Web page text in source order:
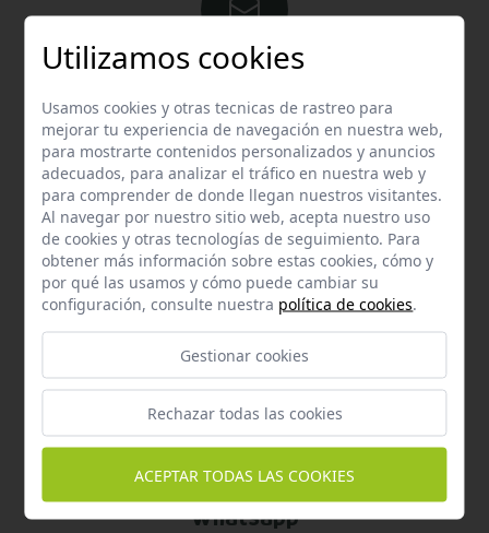
Contacta con nosotros vía email
hola@welovemascotas.com
Teléfono
587 870
Whatsapp
Utilizamos cookies
Usamos cookies y otras tecnicas de rastreo para
mejorar tu experiencia de navegación en nuestra web,
para mostrarte contenidos personalizados y anuncios
adecuados, para analizar el tráfico en nuestra web y
para comprender de donde llegan nuestros visitantes.
Al navegar por nuestro sitio web, acepta nuestro uso
de cookies y otras tecnologías de seguimiento. Para
obtener más información sobre estas cookies, cómo y
por qué las usamos y cómo puede cambiar su
configuración, consulte nuestra política de cookies.
Gestionar cookies
Rechazar todas las cookies
ACEPTAR TODAS LAS COOKIES